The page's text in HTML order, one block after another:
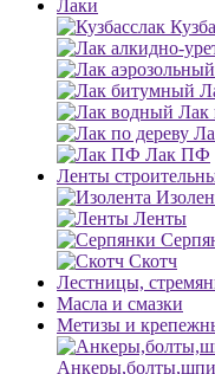
Лаки
Лак
Лак ПФ
Ленты
Ленты
Скотч
Лестницы,
Масла и смазки
Метизы и